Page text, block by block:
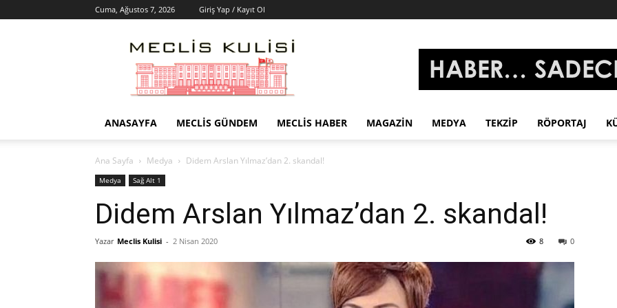
Cuma, Ağustos 7, 2026 Giriş Yap / Kayıt Ol
Meclis
Kulisi
–
Haber
ANASAYFA
MECLIS GÜNDEM MECLIS HABER MAGAZIN MEDYA TEKZIP RÖPORTAJ
Ana Sayfa Medya Didem Arslan Yılmaz’dan 2. skandal!
Medya Sağ Alt 1
Didem Arslan Yılmaz’dan 2. skandal!
Yazar Meclis Kulisi - 2 Nisan 2020 0
8